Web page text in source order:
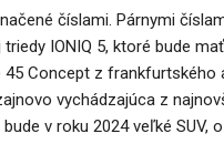
číslami. Párnymi
IONIQ 5, ktoré bude
Concept z frankfurtského
vychádzajúca z
v roku 2024 veľké SUV,